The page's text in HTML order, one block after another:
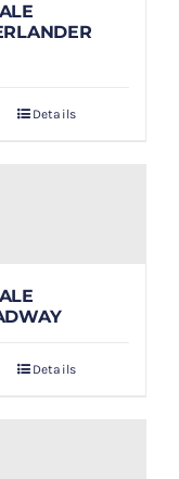
Details
Details